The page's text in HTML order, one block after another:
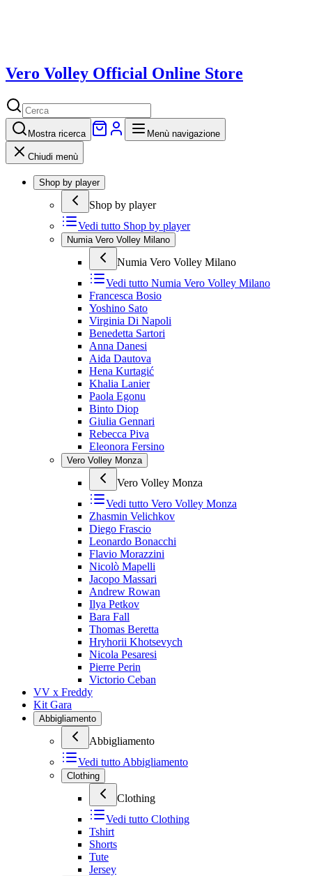
Vero Volley Official Online Store
Mostra ricerca Menù navigazione
Chiudi menù
Shop by player
Shop by player
Vedi tutto Shop by player
Numia Vero Volley Milano
Numia Vero Volley Milano
Vedi tutto Numia Vero Volley Milano
Francesca Bosio
Yoshino Sato
Virginia Di Napoli
Benedetta Sartori
Anna Danesi
Aida Dautova
Hena Kurtagić
Khalia Lanier
Paola Egonu
Binto Diop
Giulia Gennari
Rebecca Piva
Eleonora Fersino
Vero Volley Monza
Vero Volley Monza
Vedi tutto Vero Volley Monza
Zhasmin Velichkov
Diego Frascio
Leonardo Bonacchi
Flavio Morazzini
Nicolò Mapelli
Jacopo Massari
Andrew Rowan
Ilya Petkov
Bara Fall
Thomas Beretta
Hryhorii Khotsevych
Nicola Pesaresi
Pierre Perin
Victorio Ceban
VV x Freddy
Kit Gara
Abbigliamento
Abbigliamento
Vedi tutto Abbigliamento
Clothing
Clothing
Vedi tutto Clothing
Tshirt
Shorts
Tute
Jersey